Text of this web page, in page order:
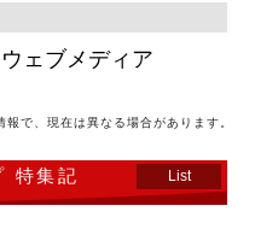
ェブメディア
で、現在は異なる場合があります。
特集記
List